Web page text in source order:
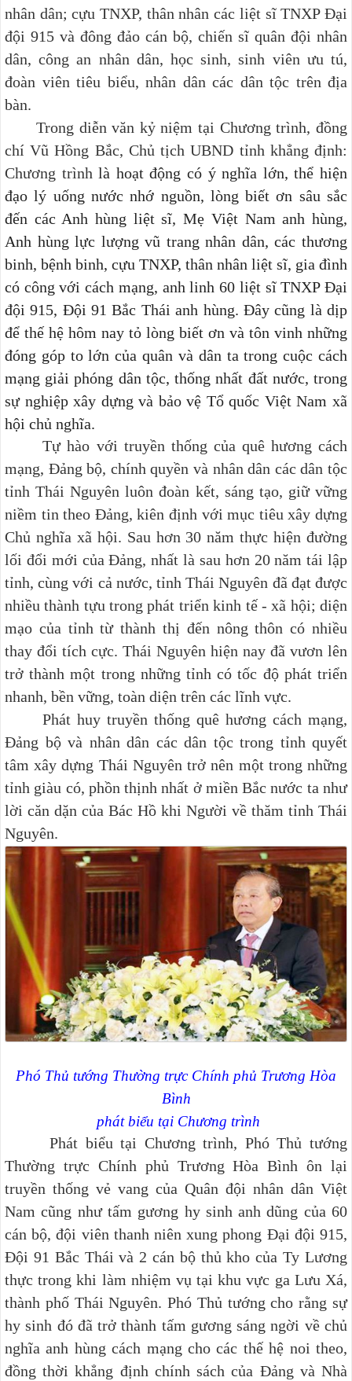
nhân dân; cựu TNXP, thân nhân các liệt sĩ TNXP Đại
đội 915 và đông đảo cán bộ, chiến sĩ quân đội nhân
dân, công an nhân dân, học sinh, sinh viên ưu tú,
đoàn viên tiêu biểu, nhân dân các dân tộc trên địa
bàn.
Trong diễn văn kỷ niệm tại Chương trình, đồng
chí Vũ Hồng Bắc, Chủ tịch UBND tỉnh khẳng định:
Chương trìnhlà hoạt động có ý nghĩa lớn, thể hiện
đạo lý uống nước nhớ nguồn, lòng biết ơn sâu sắc
đến các Anh hùng liệt sĩ, Mẹ Việt Nam anh hùng,
Anh hùng lực lượng vũ trang nhân dân, các thương
binh, bệnh binh, cựu TNXP, thân nhân liệt sĩ, gia đình
có công với cách mạng, anh linh 60 liệt sĩ TNXP Đại
đội 915, Đội 91 Bắc Thái anh hùng. Đây cũng là dịp
để thế hệ hôm nay tỏ lòng biết ơn và tôn vinh những
đóng góp to lớn của quân và dân ta trong cuộc cách
mạng giải phóng dân tộc, thống nhất đất nước, trong
sự nghiệp xây dựng và bảo vệ Tổ quốc Việt Nam xã
hội chủ nghĩa.
Tự hào với truyền thống của quê hương cách
mạng, Đảng bộ, chính quyền và nhân dân các dân tộc
tỉnh Thái Nguyên luôn đoàn kết, sáng tạo, giữ vững
niềm tin theo Đảng, kiên định với mục tiêu xây dựng
Chủ nghĩa xã hội. Sau hơn 30 năm thực hiện đường
lối đổi mới của Đảng, nhất là sau hơn 20 năm tái lập
tỉnh, cùng với cả nước, tỉnh Thái Nguyên đã đạt được
nhiều thành tựu trong phát triển kinh tế - xã hội; diện
mạo của tỉnh từ thành thị đến nông thôn có nhiều
thay đổi tích cực. Thái Nguyên hiện nay đã vươn lên
trở thành một trong những tỉnh có tốc độ phát triển
nhanh, bền vững, toàn diện trên các lĩnh vực.
Phát huy truyền thống quê hương cách mạng,
Đảng bộ và nhân dân các dân tộc trong tỉnh quyết
tâm xây dựng Thái Nguyên trở nên một trong những
tỉnh giàu có, phồn thịnh nhất ở miền Bắc nước ta như
lời căn dặn của Bác Hồ khi Người về thăm tỉnh Thái
Nguyên.
Phó Thủ tướng Thường trực Chính phủ Trương Hòa
Bình
phát biểu tại Chương trình
Phát biểu tại Chương trình, Phó Thủ tướng
Thường trực Chính phủ Trương Hòa Bình ôn lại
truyền thống vẻ vang của Quân đội nhân dân Việt
Nam cũng như tấm gương hy sinh anh dũng của 60
cán bộ, đội viên thanh niên xung phong Đại đội 915,
Đội 91 Bắc Thái và 2 cán bộ thủ kho của Ty Lương
thực trong khi làm nhiệm vụ tại khu vực ga Lưu Xá,
thành phố Thái Nguyên. Phó Thủ tướng cho rằng sự
hy sinh đó đã trở thành tấm gương sáng ngời về chủ
nghĩa anh hùng cách mạng cho các thế hệ noi theo,
đồng thời khẳng định chính sách của Đảng và Nhà